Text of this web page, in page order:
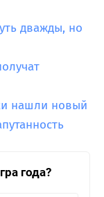
дважды, но
нашли новый
года?